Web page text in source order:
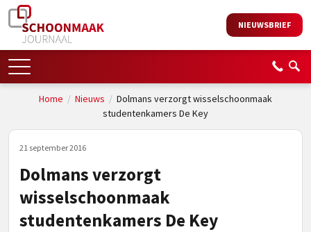
NIEUWSBRIEF
Home / Nieuws / Dolmans verzorgt wisselschoonmaak
studentenkamers De Key
21 september 2016
Dolmans verzorgt
wisselschoonmaak
studentenkamers De Key